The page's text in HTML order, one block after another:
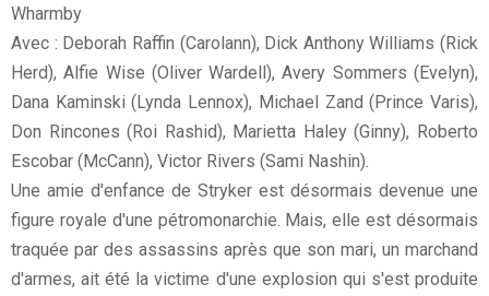
Wharmby
Avec : Deborah Raffin (Carolann), Dick Anthony Williams (Rick
Herd), Alfie Wise (Oliver Wardell), Avery Sommers (Evelyn),
Dana Kaminski (Lynda Lennox), Michael Zand (Prince Varis),
Don Rincones (Roi Rashid), Marietta Haley (Ginny), Roberto
Escobar (McCann), Victor Rivers (Sami Nashin).
Une amie d'enfance de Stryker est désormais devenue une
figure royale d'une pétromonarchie. Mais, elle est désormais
traquée par des assassins après que son mari, un marchand
d'armes, ait été la victime d'une explosion qui s'est produite